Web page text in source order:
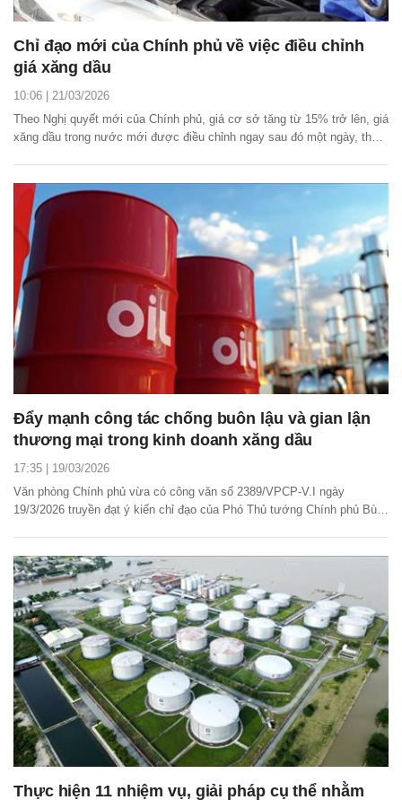
Chỉ đạo mới của Chính phủ về việc điều chỉnh
giá xăng dầu
10:06 | 21/03/2026
Theo Nghị quyết mới của Chính phủ, giá cơ sở tăng từ 15% trở lên, giá
xăng dầu trong nước mới được điều chỉnh ngay sau đó một ngày, thay
Đẩy mạnh công tác chống buôn lậu và gian lận
thương mại trong kinh doanh xăng dầu
17:35 | 19/03/2026
Văn phòng Chính phủ vừa có công văn số 2389/VPCP-V.I ngày
19/3/2026 truyền đạt ý kiến chỉ đạo của Phó Thủ tướng Chính phủ Bùi
mại trong kinh doanh xăng dầu.
Thực hiện 11 nhiệm vụ, giải pháp cụ thể nhằm